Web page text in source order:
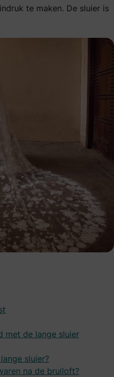
te maken. De sluier is
met de lange sluier
sluier?
na de bruiloft?